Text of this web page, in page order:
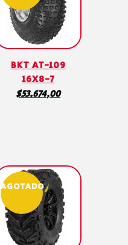
BKT AT-109
16X8-7
$53.674,00
AGOTADO